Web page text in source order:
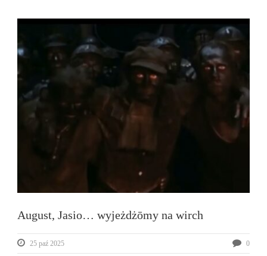
August, Jasio… wyjeżdżōmy na wirch
25 paź 2025 0